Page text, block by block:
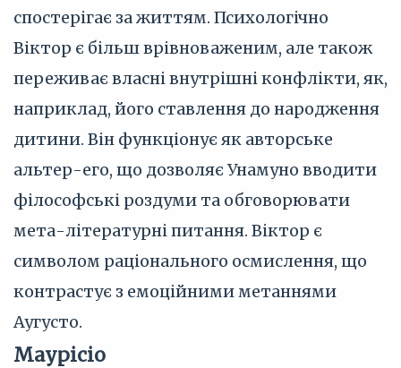
спостерігає за життям. Психологічно
Віктор є більш врівноваженим, але також
переживає власні внутрішні конфлікти, як,
наприклад, його ставлення до народження
дитини. Він функціонує як авторське
альтер-его, що дозволяє Унамуно вводити
філософські роздуми та обговорювати
мета-літературні питання. Віктор є
символом раціонального осмислення, що
контрастує з емоційними метаннями
Аугусто.
Маурісіо